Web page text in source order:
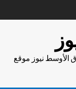
الأوسط نيوز موقع